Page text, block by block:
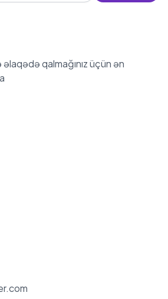
əlaqədə qalmağınız üçün ən